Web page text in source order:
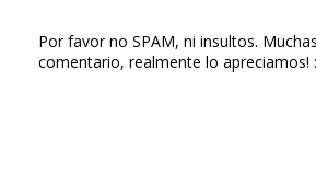
Por favor no SPAM, ni insultos.
comentario, realmente lo apreciamos!